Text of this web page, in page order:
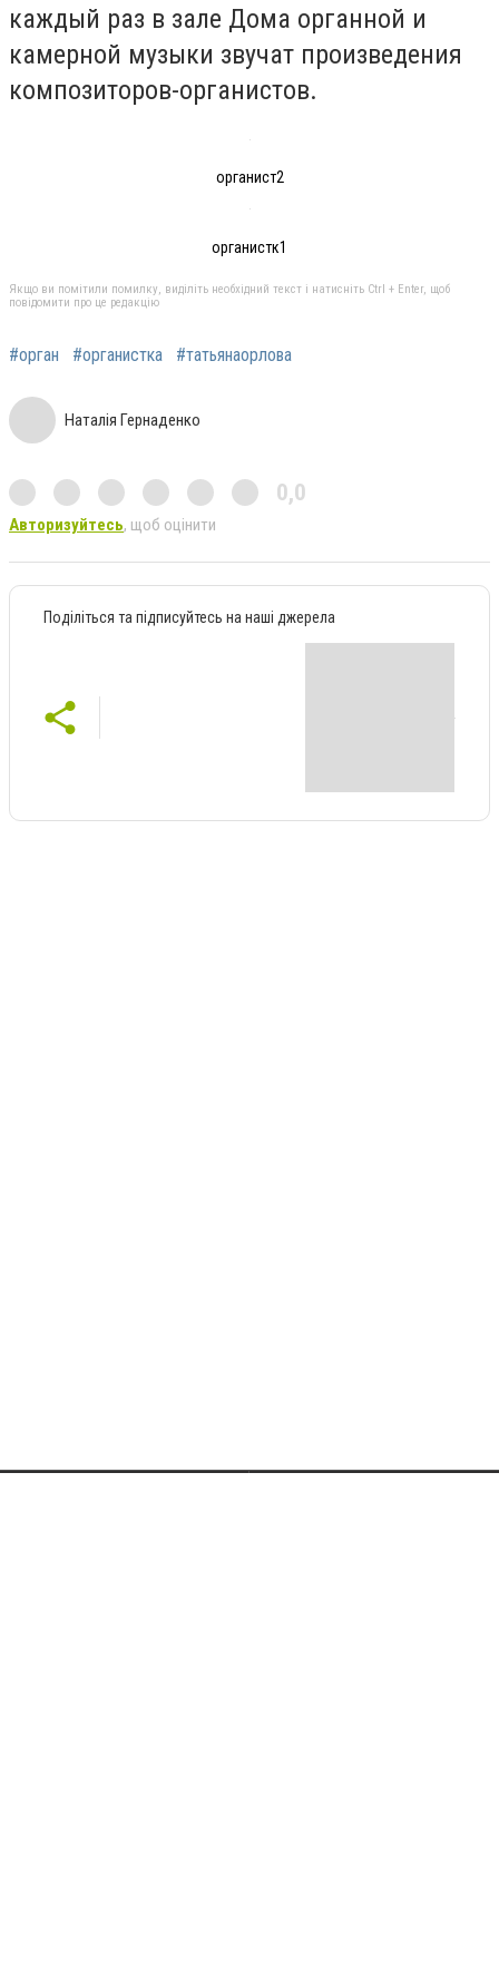
каждый раз в зале Дома органной и
камерной музыки звучат произведения
композиторов-органистов.
органист2
органистк1
Якщо ви помітили помилку, виділіть необхідний текст і натисніть Ctrl + Enter, щоб
повідомити про це редакцію
#орган #органистка #татьянаорлова
Наталія Гернаденко
0,0
Авторизуйтесь, щоб оцінити
Поділіться та підписуйтесь на наші джерела